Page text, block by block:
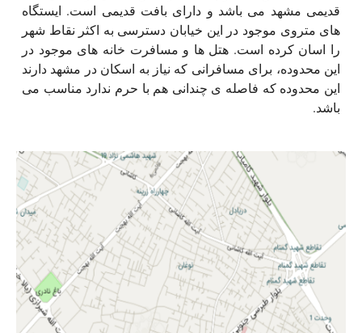
قدیمی مشهد می باشد و دارای بافت قدیمی است. ایستگاه
های متروی موجود در این خیابان دسترسی به اکثر نقاط شهر
را اسان کرده است. هتل ها و مسافرت خانه های موجود در
این محدوده، برای مسافرانی که نیاز به اسکان در مشهد دارند
این محدوده که فاصله ی چندانی هم با حرم ندارد مناسب می
باشد.